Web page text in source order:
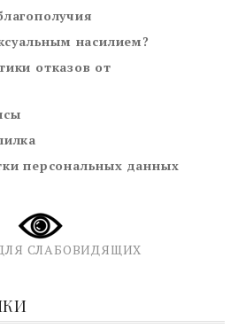
насилием?
отказов от
персональных данных
СЛАБОВИДЯЩИХ